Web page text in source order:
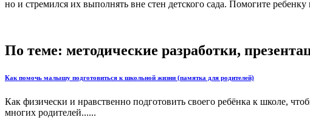
но и стремился их выполнять вне стен детского сада. Помогите
По теме: методические разработки,
Как помочь малышу подготовиться к школьной жизни (памятка для родителей)
Как физически и нравственно подготовить своего ребёнка к школе,
многих родителей......